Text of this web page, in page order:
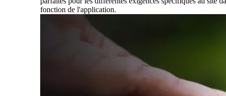
fonction de l'application.